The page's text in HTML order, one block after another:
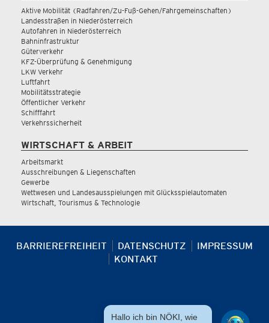
Aktive Mobilität (Radfahren/Zu-Fuß-Gehen/Fahrgemeinschaften)
Landesstraßen in Niederösterreich
Autofahren in Niederösterreich
Bahninfrastruktur
Güterverkehr
KFZ-Überprüfung & Genehmigung
LKW Verkehr
Luftfahrt
Mobilitätsstrategie
Öffentlicher Verkehr
Schifffahrt
Verkehrssicherheit
WIRTSCHAFT & ARBEIT
Arbeitsmarkt
Ausschreibungen & Liegenschaften
Gewerbe
Wettwesen und Landesausspielungen mit Glücksspielautomaten
Wirtschaft, Tourismus & Technologie
BARRIEREFREIHEIT DATENSCHUTZ
IMPRESSUM
KONTAKT
Hallo ich bin NÖKI, wie